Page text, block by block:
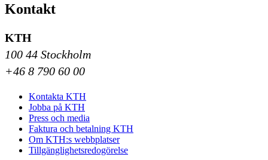
Kontakt
KTH
100 44 Stockholm
+46 8 790 60 00
Kontakta KTH
Jobba på KTH
Press och media
Faktura och betalning KTH
Om KTH:s webbplatser
Tillgänglighetsredogörelse